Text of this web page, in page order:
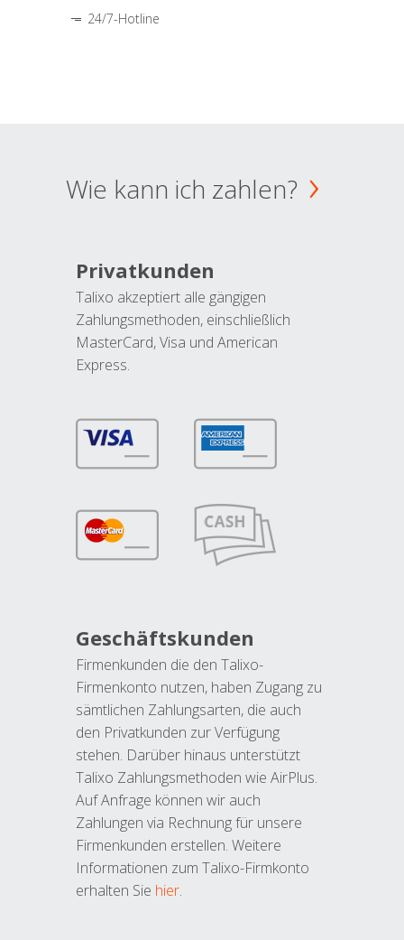
24/7-Hotline
Wie kann ich zahlen?
Privatkunden
Talixo akzeptiert alle gängigen
Zahlungsmethoden, einschließlich
MasterCard, Visa und American
Express.
Geschäftskunden
Firmenkunden die den Talixo-
Firmenkonto nutzen, haben Zugang zu
sämtlichen Zahlungsarten, die auch
den Privatkunden zur Verfügung
stehen. Darüber hinaus unterstützt
Talixo Zahlungsmethoden wie AirPlus.
Auf Anfrage können wir auch
Zahlungen via Rechnung für unsere
Firmenkunden erstellen. Weitere
Informationen zum Talixo-Firmkonto
erhalten Sie hier.